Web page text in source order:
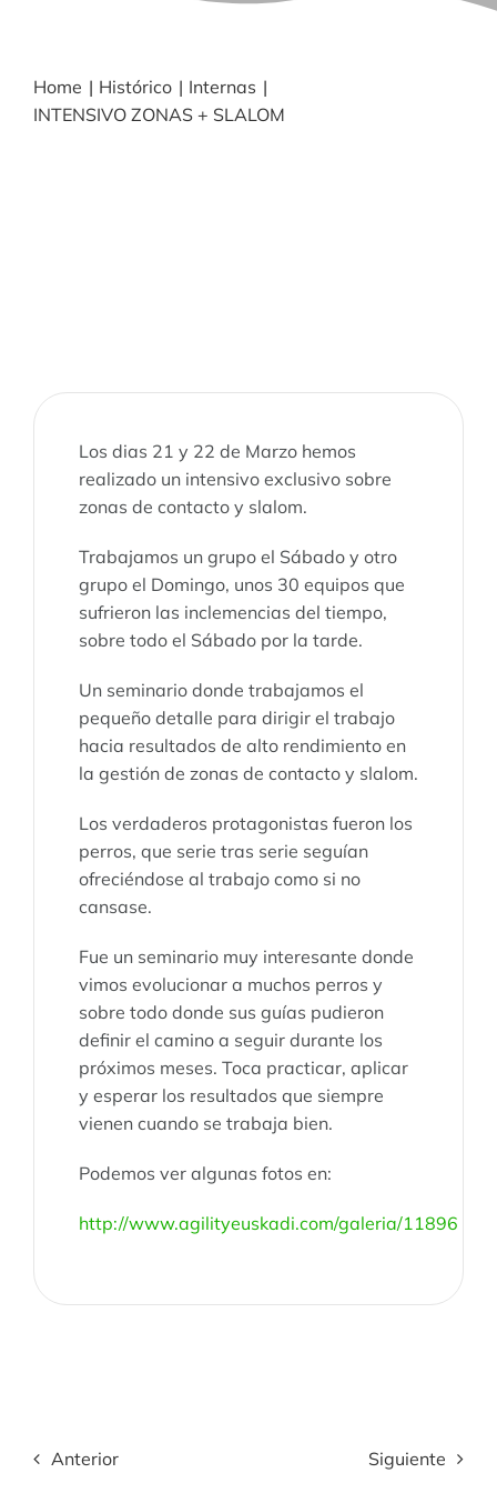
Home Histórico
Internas
INTENSIVO ZONAS + SLALOM
Los dias 21 y 22 de Marzo hemos
realizado un intensivo exclusivo sobre
zonas de contacto y slalom.
Trabajamos un grupo el Sábado y otro
grupo el Domingo, unos 30 equipos que
sufrieron las inclemencias del tiempo,
sobre todo el Sábado por la tarde.
Un seminario donde trabajamos el
pequeño detalle para dirigir el trabajo
hacia resultados de alto rendimiento en
la gestión de zonas de contacto y slalom.
Los verdaderos protagonistas fueron los
perros, que serie tras serie seguían
ofreciéndose al trabajo como si no
cansase.
Fue un seminario muy interesante donde
vimos evolucionar a muchos perros y
sobre todo donde sus guías pudieron
definir el camino a seguir durante los
próximos meses. Toca practicar, aplicar
y esperar los resultados que siempre
vienen cuando se trabaja bien.
Podemos ver algunas fotos en:
http://www.agilityeuskadi.com/galeria/11896
Anterior Siguiente